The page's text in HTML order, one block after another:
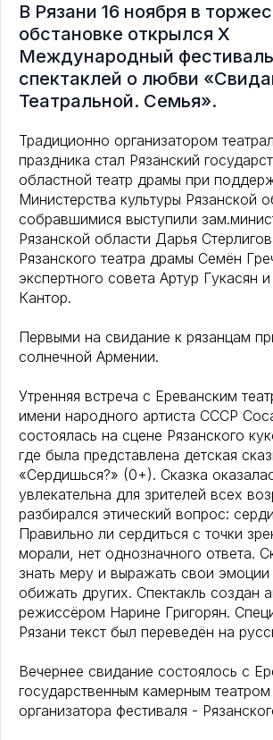
В Рязани 16 ноября в
обстановке открылся Х
Международный фестиваль
спектаклей о любви
Театральной. Семья».
Традиционно организатором
праздника стал Рязанский
областной театр драмы при
Министерства культуры Рязанской
собравшимися выступили
Рязанской области Дарья
Рязанского театра драмы Семён
экспертного совета Артур Гукасян
Кантор.
Первыми на свидание к рязанцам
солнечной Армении.
Утренняя встреча с Ереванским
имени народного артиста СССР
состоялась на сцене Рязанского
где была представлена детская
«Сердишься?» (0+). Сказка
увлекательна для зрителей всех
разбирался этический вопрос:
Правильно ли сердиться с точки
морали, нет однозначного ответа.
знать меру и выражать свои эмоции
обижать других. Спектакль создан
режиссёром Нарине Григорян.
Рязани текст был переведён на
Вечернее свидание состоялось с
государственным камерным
организатора фестиваля -